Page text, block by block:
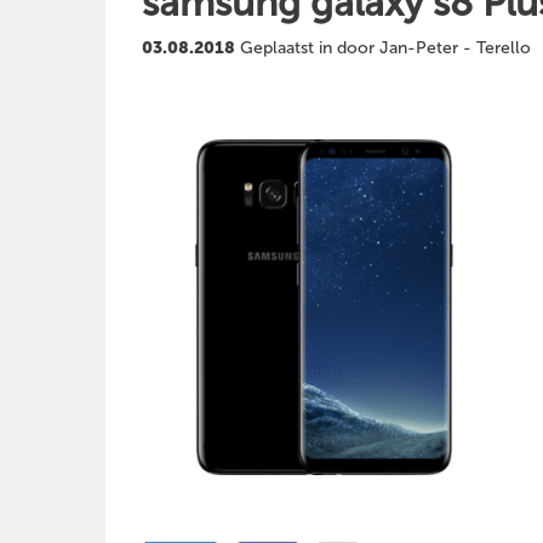
03.08.2018 Geplaatst in door Jan-Peter - Terello